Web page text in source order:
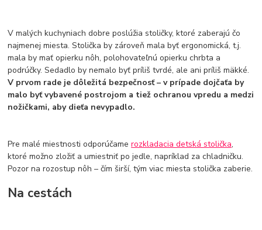
V malých kuchyniach dobre poslúžia stoličky, ktoré zaberajú čo
najmenej miesta. Stolička by zároveň mala byť ergonomická, t.j.
mala by mať opierku nôh, polohovateľnú opierku chrbta a
podrúčky. Sedadlo by nemalo byť príliš tvrdé, ale ani príliš mäkké.
V prvom rade je dôležitá bezpečnosť – v prípade dojčaťa by
malo byť vybavené postrojom a tiež ochranou vpredu a medzi
nožičkami, aby dieťa nevypadlo.
Pre malé miestnosti odporúčamerozkladacia detská stolička,
ktoré možno zložiť a umiestniť po jedle, napríklad za chladničku.
Pozor na rozostup nôh – čím širší, tým viac miesta stolička zaberie.
Na cestách